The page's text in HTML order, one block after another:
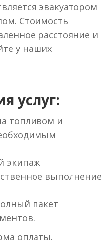
эвакуатором
Стоимость
расстояние и
у наших
услуг:
топливом и
экипаж
выполнение
пакет
оплаты.